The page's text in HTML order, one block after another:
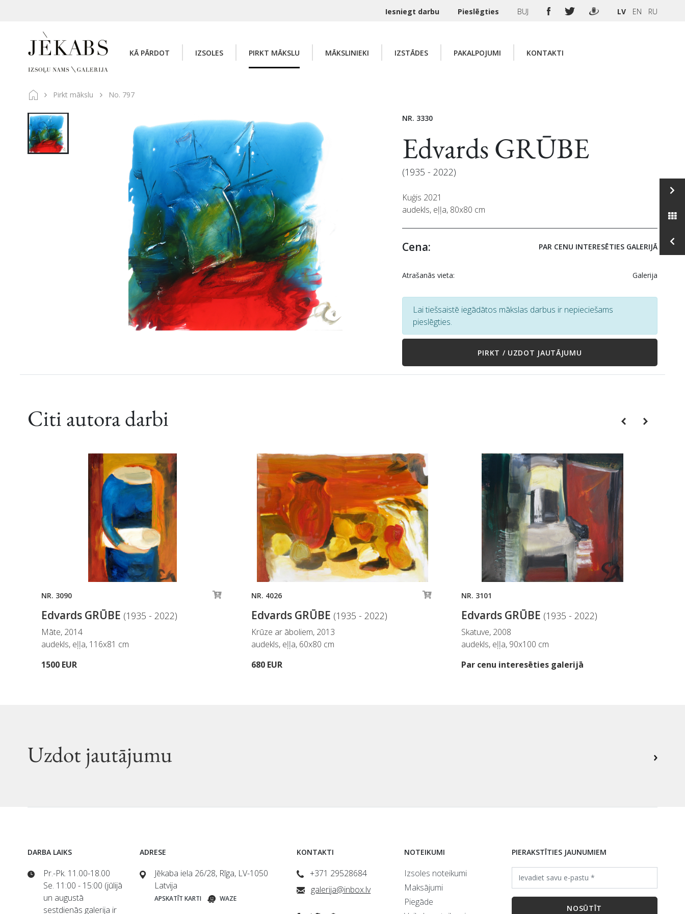
Iesniegt darbu Pieslēgties BUJ LV EN RU
KĀ PĀRDOT IZSOLES PIRKT MĀKSLU MĀKSLINIEKI IZSTĀDES PAKALPOJUMI KONTAKTI
Pirkt mākslu No. 797
NR. 3330
Edvards GRŪBE
(1935 - 2022)
Kuģis 2021
audekls, eļļa, 80x80 cm
Cena: PAR CENU INTERESĒTIES GALERIJĀ
Atrašanās vieta: Galerija
Lai tiešsaistē iegādātos mākslas darbus ir nepieciešams
pieslēgties.
PIRKT / UZDOT JAUTĀJUMU
Citi autora darbi PreviousNext
NR. 3090
Edvards GRŪBE (1935 - 2022)
Māte, 2014
audekls, eļļa, 116x81 cm
1500 EUR
NR. 4026
Edvards GRŪBE (1935 - 2022)
Krūze ar āboliem, 2013
audekls, eļļa, 60x80 cm
680 EUR
NR. 3101
Edvards GRŪBE (1935 - 2022)
Skatuve, 2008
audekls, eļļa, 90x100 cm
Par cenu interesēties galerijā
Uzdot jautājumu
DARBA LAIKS
Pr.-Pk. 11.00-18.00
Se. 11:00 - 15:00 (jūlijā
un augustā
sestdienās galerija ir
ADRESE
Jēkaba iela 26/28, Rīga, LV-1050
Latvija
APSKATĪT KARTI WAZE
KONTAKTI
+371 29528684
galerija@inbox.lv
NOTEIKUMI
Izsoles noteikumi
Maksājumi
Piegāde
PIERAKSTĪTIES JAUNUMIEM